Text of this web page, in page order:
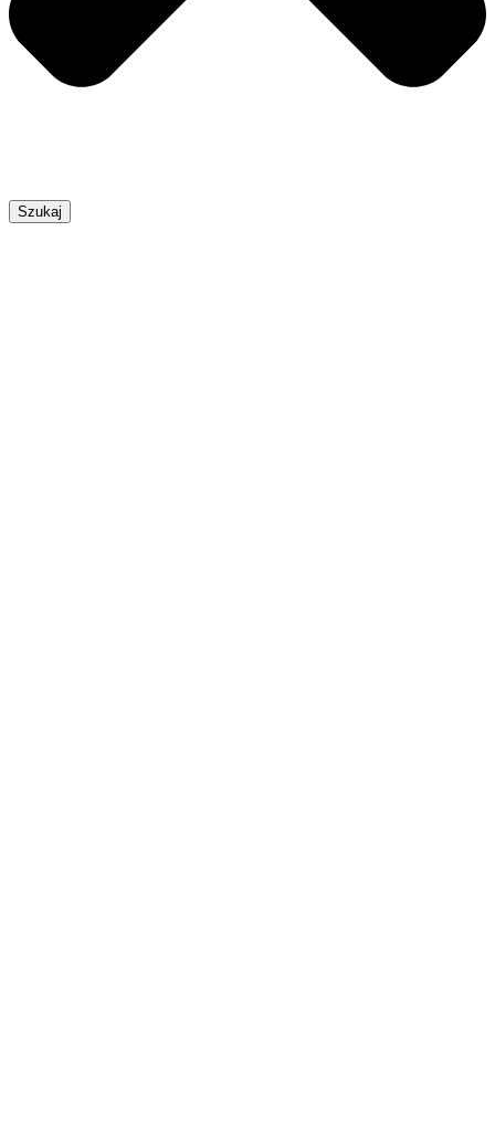
Szukaj